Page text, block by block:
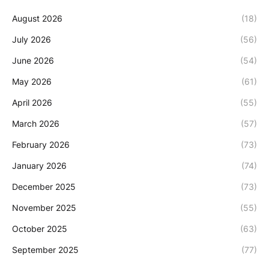
August 2026 (18)
July 2026 (56)
June 2026 (54)
May 2026 (61)
April 2026 (55)
March 2026 (57)
February 2026 (73)
January 2026 (74)
December 2025 (73)
November 2025 (55)
October 2025 (63)
September 2025 (77)